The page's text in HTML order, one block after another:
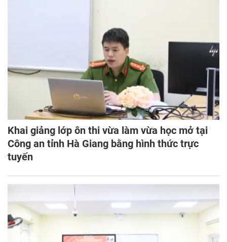
Khai giảng lớp ôn thi vừa làm vừa học mở tại
Công an tỉnh Hà Giang bằng hình thức trực
tuyến